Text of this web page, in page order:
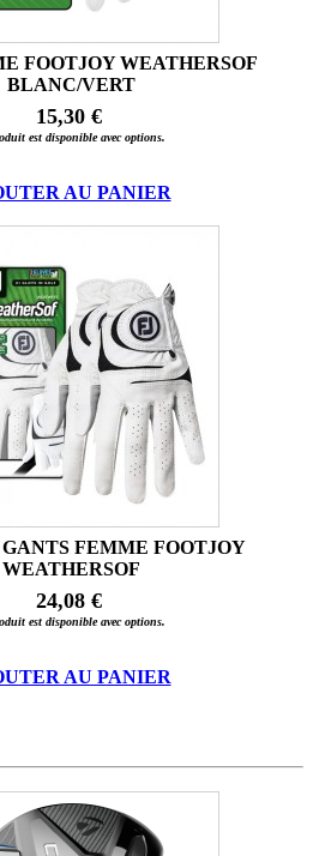
FOOTJOY WEATHERSOF
BLANC/VERT
15,30 €
est disponible avec options.
AU PANIER
FEMME FOOTJOY
WEATHERSOF
24,08 €
est disponible avec options.
AU PANIER